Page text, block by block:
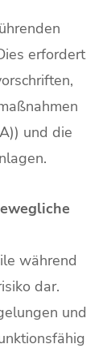
erfordert
und die
während
dar.
und